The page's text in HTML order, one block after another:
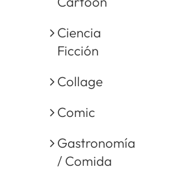
Ciencia
Ficción
Collage
Comic
Gastronomía
/ Comida